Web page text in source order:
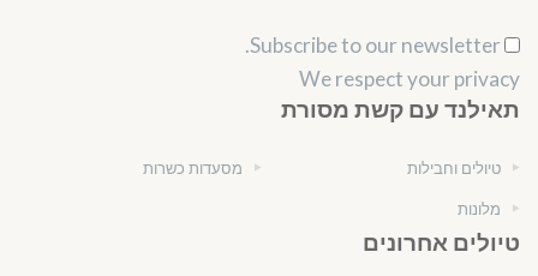
We respect your privacy
תאילנד עם קשת מסורת
טיולים וחבילות
מלונות
מסעדות כשרות
טיולים אחרונים